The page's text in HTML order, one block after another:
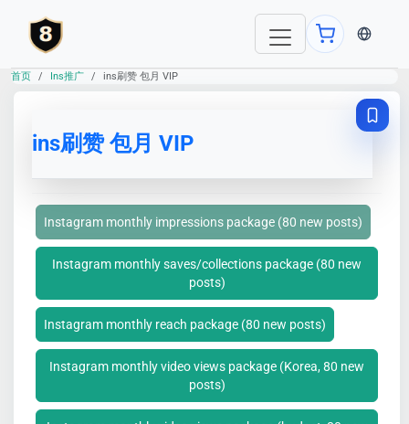
当前语
首页 Ins推广 ins刷赞 包月 VIP
ins刷赞 包月 VIP
Instagram monthly impressions package (80 new posts)
Instagram monthly saves/collections package (80 new
posts)
Instagram monthly reach package (80 new posts)
Instagram monthly video views package (Korea, 80 new
posts)